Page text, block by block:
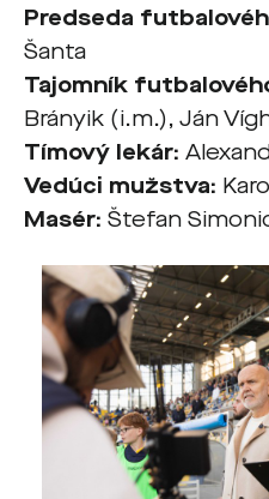
Predseda
Šanta
Tajomník
Brányik (i.m.), Ján
Tímový lekár:
Vedúci mužstva:
Masér: Štefan